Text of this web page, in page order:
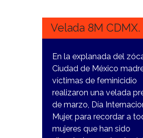
Velada 8M CDMX.
En la explanada del
Ciudad de México
víctimas de feminicidio
realizaron una velada
de marzo, Día
Mujer, para recordar a
mujeres que han sido